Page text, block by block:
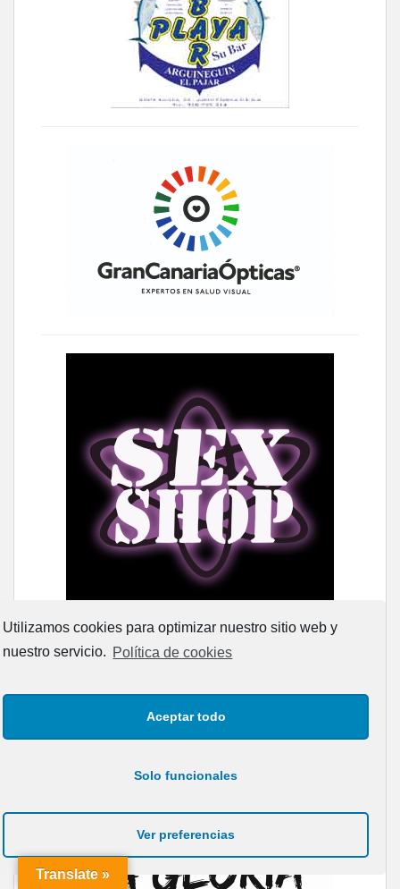
Utilizamos cookies para optimizar nuestro sitio web y
nuestro servicio. Política de cookies
Aceptar todo
Solo funcionales
Ver preferencias
Translate »